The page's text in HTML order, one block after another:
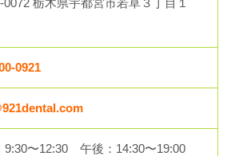
0072 栃木県宇都宮市若草３丁目１
0921
9:30〜12:30 午後：14:30〜19:00